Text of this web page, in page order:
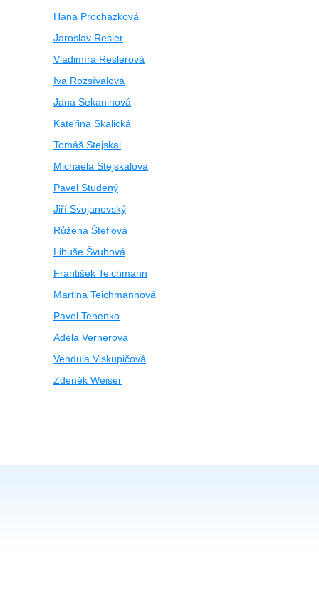
Hana Procházková
Jaroslav Resler
Vladimíra Reslerová
Iva Rozsívalová
Jana Sekaninová
Kateřina Skalická
Tomáš Stejskal
Michaela Stejskalová
Pavel Studený
Jiří Svojanovský
Růžena Šteflová
Libuše Švubová
František Teichmann
Martina Teichmannová
Pavel Tenenko
Adéla Vernerová
Vendula Viskupičová
Zdeněk Weiser